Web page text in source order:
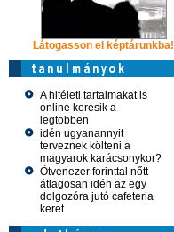
Látogasson el képtárunkba!
A hitéleti tartalmakat is
online keresik a
legtöbben
idén ugyanannyit
terveznek költeni a
magyarok karácsonykor?
Ötvenezer forinttal nőtt
átlagosan idén az egy
dolgozóra jutó cafeteria
keret